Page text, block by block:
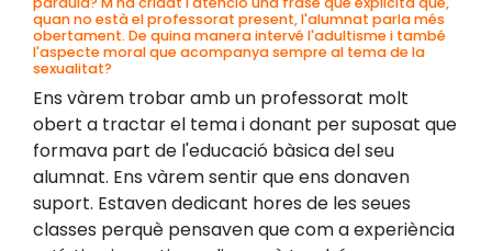
quan no està el professorat present, l'alumnat parla més
obertament. De quina manera intervé l'adultisme i també
l'aspecte moral que acompanya sempre al tema de la
sexualitat?
Ens vàrem trobar amb un professorat molt
obert a tractar el tema i donant per suposat que
formava part de l'educació bàsica del seu
alumnat. Ens vàrem sentir que ens donaven
suport. Estaven dedicant hores de les seues
classes perquè pensaven que com a experiència